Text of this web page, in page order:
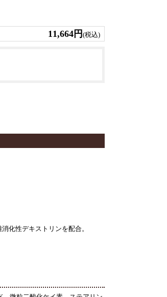
11,664円 (税込)
化性デキストリンを配合。